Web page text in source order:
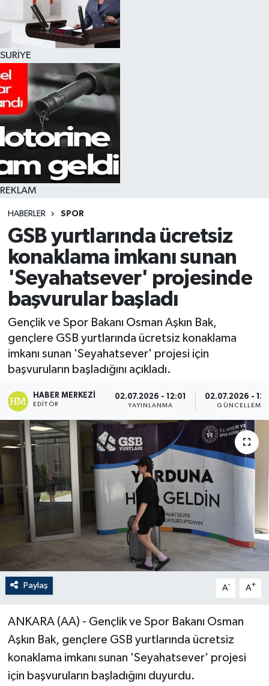
SURİYE
REKLAM
HABERLER SPOR
GSB yurtlarında ücretsiz
konaklama imkanı sunan
'Seyahatsever' projesinde
başvurular başladı
Gençlik ve Spor Bakanı Osman Aşkın Bak,
gençlere GSB yurtlarında ücretsiz konaklama
imkanı sunan 'Seyahatsever' projesi için
başvuruların başladığını açıkladı.
HABER MERKEZI
EDITÖR
02.07.2026 - 12:01
YAYINLANMA
02.07.2026 -
GÜNCELLEME
Paylaş A- A+
ANKARA (AA) - Gençlik ve Spor Bakanı Osman
Aşkın Bak, gençlere GSB yurtlarında ücretsiz
konaklama imkanı sunan 'Seyahatsever' projesi
için başvuruların başladığını duyurdu.